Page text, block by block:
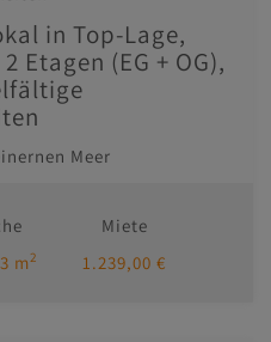
in Top-Lage,
Etagen (EG + OG),
Meer
m2
Miete
1.239,00 €